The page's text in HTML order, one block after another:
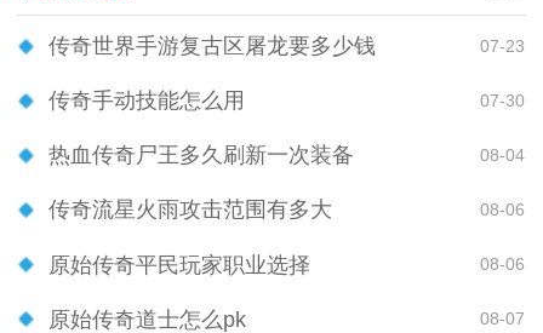
传奇世界手游复古区屠龙要多少钱 07-23
传奇手动技能怎么用 07-30
热血传奇尸王多久刷新一次装备 08-04
传奇流星火雨攻击范围有多大 08-06
原始传奇平民玩家职业选择 08-06
原始传奇道士怎么pk 08-07